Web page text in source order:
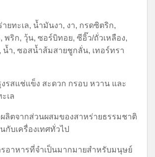
ายทะเล, น้ำมันงา, งา, กรดซิตริก,
พริก, วุ้น, ซอร์บิทอย, ซีอิ๊ว/ถั่วเหลือง,
น้ำ, ซอสน้ำส้มสายชูกลั่น, เทอร์ทรา
รสแช่แข็ง สะดวก กรอบ หวาน และ
เล
ลิตจากส่วนผสมของสาหร่ายธรรมชาติ
กับเครื่องเทศทั่วไป
อาหารที่จำเป็นมากมายสำหรับมนุษย์